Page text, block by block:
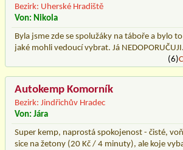
Bezirk: Uherské Hradiště
Von: Nikola
Byla jsme zde se spolužáky na táboře a bylo
jaké mohli vedoucí vybrat. Já NEDOPORUČUJI.
(6)
Autokemp Komorník
Bezirk: Jindřichův Hradec
Von: Jára
Super kemp, naprostá spokojenost - čisté,
sice na žetony (20 Kč / 4 minuty), ale koje